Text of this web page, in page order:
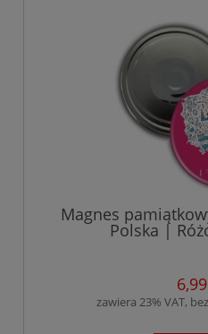
Magnes
Polska |
zawiera 23% VAT,